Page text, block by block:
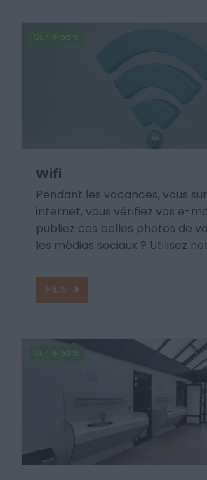
Sur le parc
Wifi
Pendant les vacances, vous
internet, vous vérifiez vos e-
publiez ces belles photos de
les médias sociaux ? Utilisez
Plus
Sur le parc